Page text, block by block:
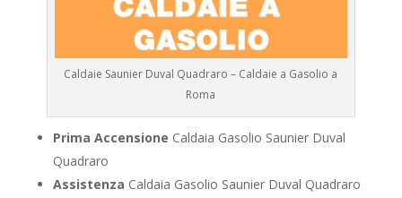
Caldaie Saunier Duval Quadraro – Caldaie a Gasolio a
Roma
Prima Accensione Caldaia Gasolio Saunier Duval
Quadraro
Assistenza Caldaia Gasolio Saunier Duval Quadraro